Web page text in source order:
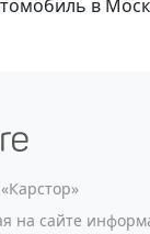
в
на сайте